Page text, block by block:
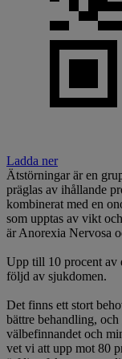
Ladda ner
Ätstörningar är en
präglas av ihållande
kombinerat med en
som upptas av vikt
är Anorexia Nervosa
Upp till 10 procent av
följd av sjukdomen.
Det finns ett stort
bättre behandling,
välbefinnandet och
vet vi att upp mot 80